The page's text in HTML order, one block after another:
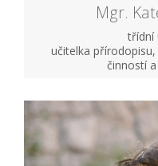
Mgr.
třídní
učitelka
činností